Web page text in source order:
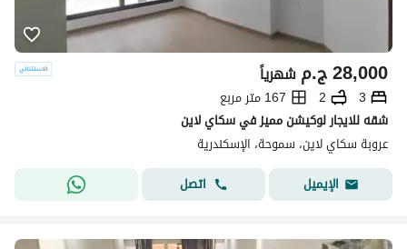
ج.م28,000 شهرياً
3
2
167 متر مربع
شقه للايجار لوكيشن مميز في سكاي لاين
عروبة سكاي لاين، سموحة، الإسكندرية
الإيميل
اتصل